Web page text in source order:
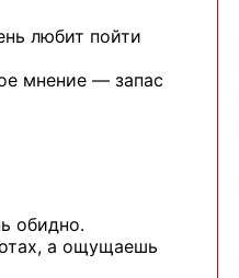
любит пойти
мнение — запас
обидно.
а ощущаешь